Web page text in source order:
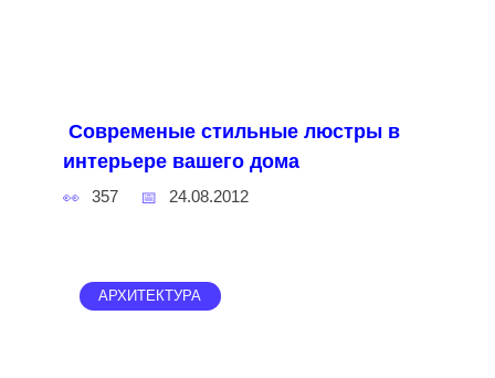
Современые стильные люстры в
интерьере вашего дома
357 24.08.2012
АРХИТЕКТУРА